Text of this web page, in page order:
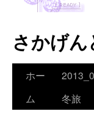
さかげ
コホー
ム
冬旅